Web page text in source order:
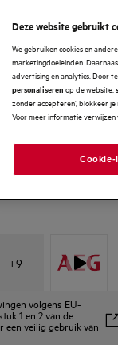
+9
volgens EU-
1 en 2 van de
een veilig gebruik van
Deze website gebruikt
We gebruiken cookies en
marketingdoeleinden.
advertising en analytics. Door
personaliseren op de website,
zonder accepteren’, blokkeer
Voor meer informatie verwijzen